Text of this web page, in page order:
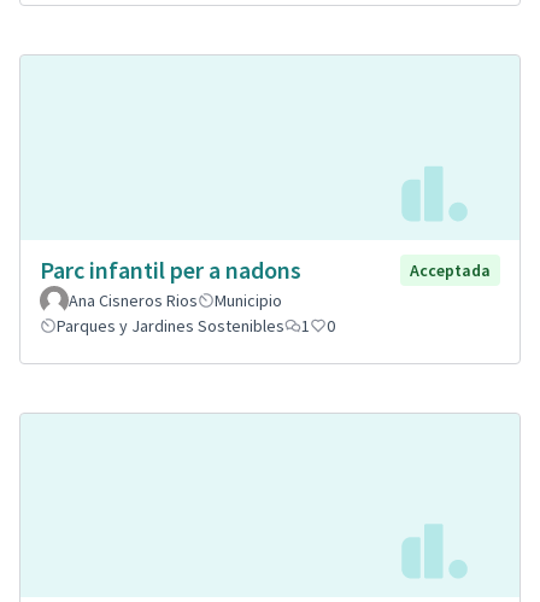
Parc infantil per a nadons
Acceptada
Ana Cisneros Rios
Municipio
Parques y Jardines Sostenibles
1 0